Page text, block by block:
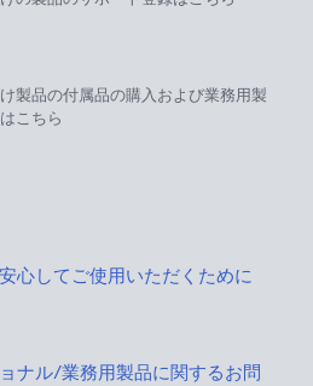
製品の付属品の購入および業務用製
こちら
心してご使用いただくために
ナル/業務用製品に関するお問